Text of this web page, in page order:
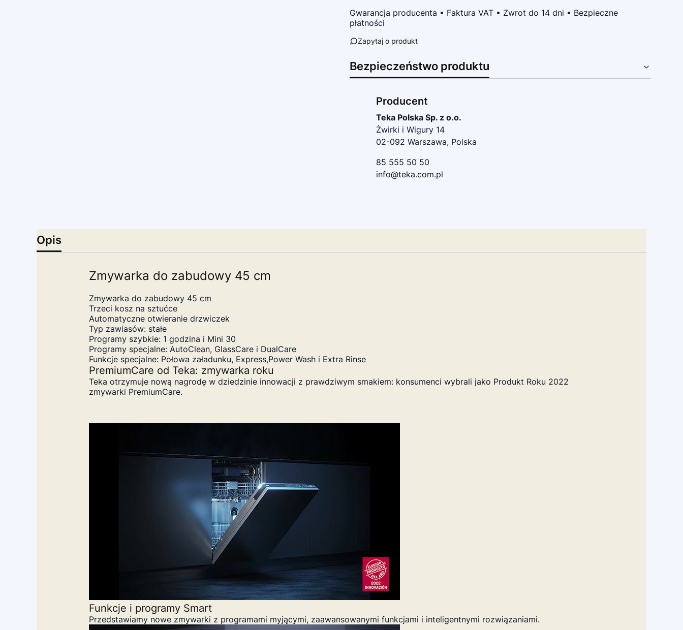
Gwarancja producenta • Faktura VAT • Zwrot do 14 dni • Bezpieczne
płatności
Zapytaj o produkt
Bezpieczeństwo produktu
Producent
Teka Polska Sp. z o.o.
Żwirki i Wigury 14
02-092 Warszawa, Polska
85 555 50 50
info@teka.com.pl
Opis
Zmywarka do zabudowy 45 cm
Zmywarka do zabudowy 45 cm
Trzeci kosz na sztućce
Automatyczne otwieranie drzwiczek
Typ zawiasów: stałe
Programy szybkie: 1 godzina i Mini 30
Programy specjalne: AutoClean, GlassCare i DualCare
Funkcje specjalne: Połowa załadunku, Express,Power Wash i Extra Rinse
PremiumCare od Teka: zmywarka roku
Teka otrzymuje nową nagrodę w dziedzinie innowacji z prawdziwym smakiem: konsumenci wybrali jako Produkt Roku 2022
zmywarki PremiumCare.
Funkcje i programy Smart
Przedstawiamy nowe zmywarki z programami myjącymi, zaawansowanymi funkcjami i inteligentnymi rozwiązaniami.